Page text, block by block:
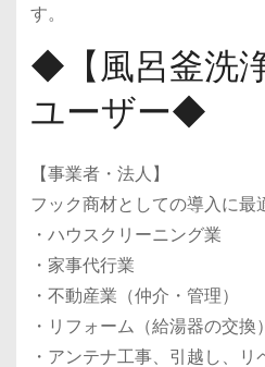
す。
◆【風呂釜洗
ユーザー◆
【事業者・法人】
フック商材としての導入に最
・ハウスクリーニング業
・家事代行業
・不動産業（仲介・管理）
・リフォーム（給湯器の交換）
・アンテナ工事、引越し、